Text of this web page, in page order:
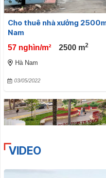
Cho thuê nhà xưởng
Nam
57 nghìn/m² 2500 m2
Hà Nam
03/05/2022
VIDEO